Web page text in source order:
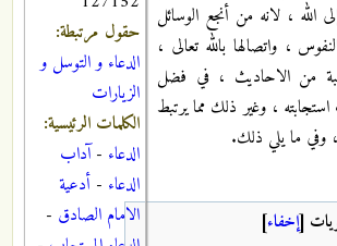
حقول مرتبطة:
الدعاء و التوسل و
الزيارات
الكلمات الرئيسية:
الدعاء -آداب
الدعاء - أدعية
الامام الصادق -
الله ، لانه من أنجع الوسائل
، واتصالها بالله تعالى ،
من الاحاديث ، في فضل
، وغير ذلك مما يرتبط
وفي ما يلي ذلك.
[إخفاء]